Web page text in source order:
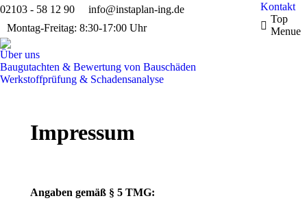
02103 - 58 12 90
info@instaplan-ing.de
Montag-Freitag: 8:30-17:00 Uhr
Kontakt
Top
Menue
Über uns
Baugutachten & Bewertung von Bauschäden
Werkstoffprüfung & Schadensanalyse
Impressum
Angaben gemäß § 5 TMG: